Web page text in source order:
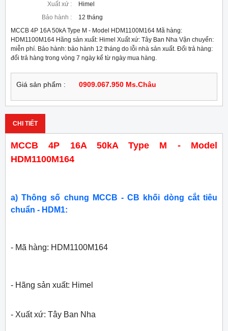
Xuất xứ :
Himel
Bảo hành :
12 tháng
MCCB 4P 16A 50kA Type M - Model HDM1100M164 Mã hàng:
HDM1100M164 Hãng sản xuất: Himel Xuất xứ: Tây Ban Nha Vận chuyển:
miễn phí. Bảo hành: bảo hành 12 tháng do lỗi nhà sản xuất. Đổi trả hàng:
đổi trả hàng trong vòng 7 ngày kể từ ngày mua hàng.
Giá sản phẩm : 0909.067.950 Ms.Châu
CHI TIẾT
MCCB 4P 16A 50kA Type M - Model
HDM1100M164
a) Thông số chung MCCB - CB khối dòng cắt tiêu
chuẩn - HDM1:
- Mã hàng: HDM1100M164
- Hãng sản xuất: Himel
- Xuất xứ: Tây Ban Nha